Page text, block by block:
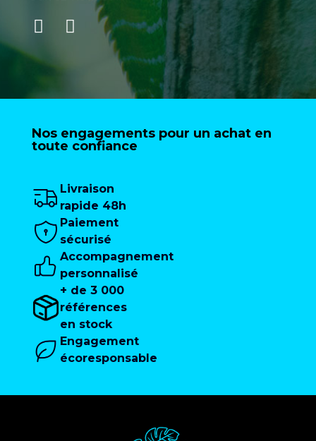
Nos engagements pour un achat en
toute confiance
Livraison
rapide 48h
Paiement
sécurisé
Accompagnement
personnalisé
+ de 3 000
références
en stock
Engagement
écoresponsable